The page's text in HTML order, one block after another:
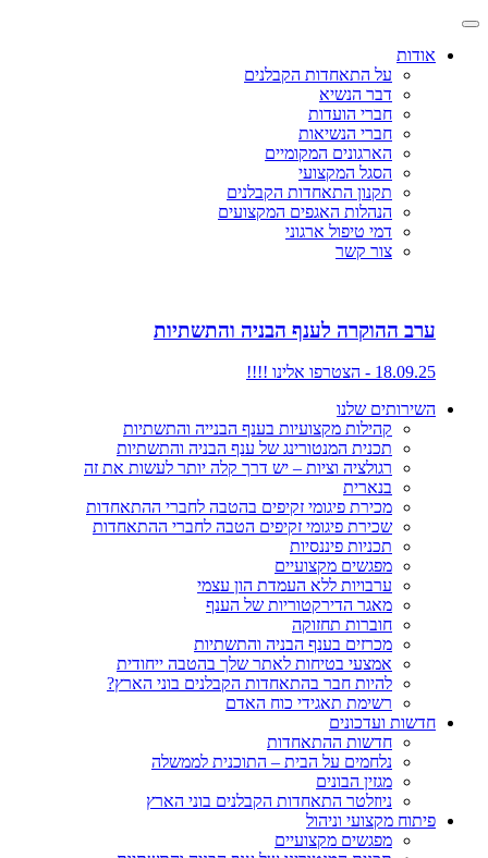
אודות
על התאחדות הקבלנים
דבר הנשיא
חברי הועדות
חברי הנשיאות
הארגונים המקומיים
הסגל המקצועי
תקנון התאחדות הקבלנים
הנהלות האגפים המקצועים
דמי טיפול ארגוני
צור קשר
ערב ההוקרה לענף הבניה והתשתיות
18.09.25 - הצטרפו אלינו !!!!
השירותים שלנו
קהילות מקצועיות בענף הבנייה והתשתיות
תכנית המנטורינג של ענף הבניה והתשתיות
רגולציה וציות – יש דרך קלה יותר לעשות את זה
בנארית
מכירת פיגומי זקיפים בהטבה לחברי ההתאחדות
שכירת פיגומי זקיפים הטבה לחברי ההתאחדות
תכניות פיננסיות
מפגשים מקצועיים
ערבויות ללא העמדת הון עצמי
מאגר הדירקטוריות של הענף
חוברות תחזוקה
מכרזים בענף הבניה והתשתיות
אמצעי בטיחות לאתר שלך בהטבה ייחודית
להיות חבר בהתאחדות הקבלנים בוני הארץ?
רשימת תאגידי כוח האדם
חדשות ועדכונים
חדשות ההתאחדות
נלחמים על הבית – התוכנית לממשלה
מגזין הבונים
ניוזלטר התאחדות הקבלנים בוני הארץ
פיתוח מקצועי וניהול
מפגשים מקצועיים